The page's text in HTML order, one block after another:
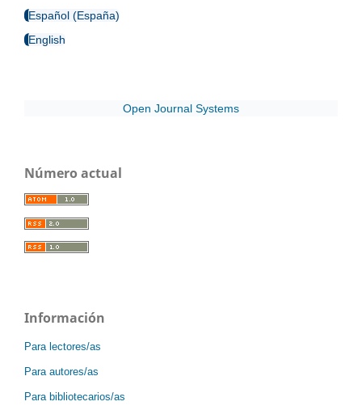
Español (España)
English
Open Journal Systems
Número actual
Información
Para lectores/as
Para autores/as
Para bibliotecarios/as